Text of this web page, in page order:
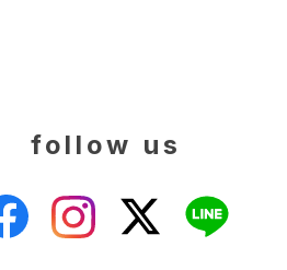
follow us